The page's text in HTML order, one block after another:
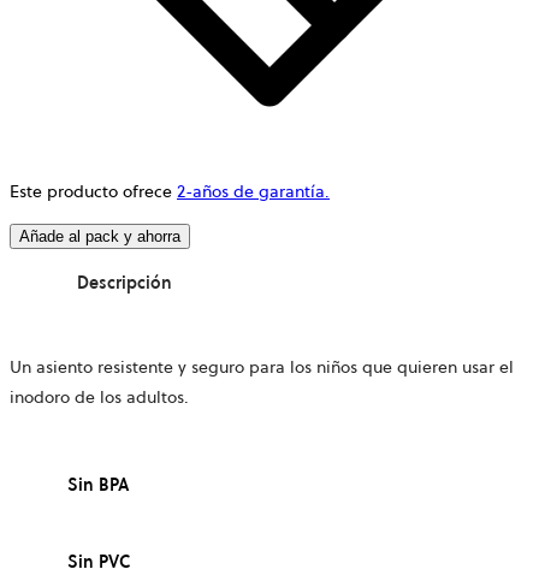
Este producto ofrece 2-años de garantía.
Añade al pack y ahorra
Descripción
Un asiento resistente y seguro para los niños que quieren usar el
inodoro de los adultos.
Sin BPA
Sin PVC